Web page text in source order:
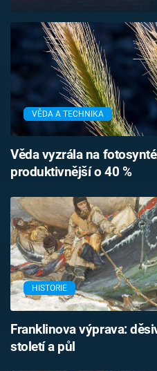
Sledujte nás
VĚDA A TECHNIKA
Věda vyzrála na
produktivnější o 40 %
HISTORIE
Franklinova výprava:
století a půl